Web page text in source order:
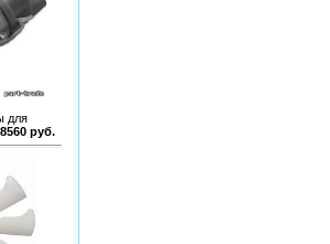
для
8560 руб.